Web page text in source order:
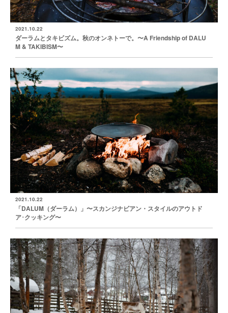
2021.10.22
ダーラムとタキビズム。秋のオンネトーで。〜A Friendship of DALU
M & TAKIBISM〜
2021.10.22
「DALUM（ダーラム）」〜スカンジナビアン・スタイルのアウトド
ア･クッキング〜